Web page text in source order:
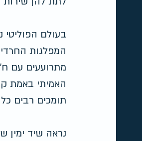
בעולם
המפלגות
מתרועעים עם
האמיתי באמת
תומכים רבים
נראה שיד ימין